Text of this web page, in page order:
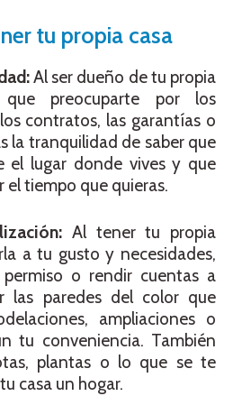
tu propia casa
Al ser dueño de tu propia
preocuparte por los
contratos, las garantías o
la tranquilidad de saber que
el lugar donde vives y que
tiempo que quieras.
Al tener tu propia
a tu gusto y necesidades,
o rendir cuentas a
las paredes del color que
ampliaciones o
tu conveniencia. También
plantas o lo que se te
casa un hogar.